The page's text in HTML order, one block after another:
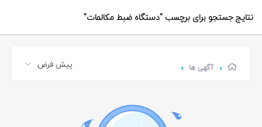
نتایج جستجو برای برچسب "دستگاه ضبط مکالمات"
آگهی ها